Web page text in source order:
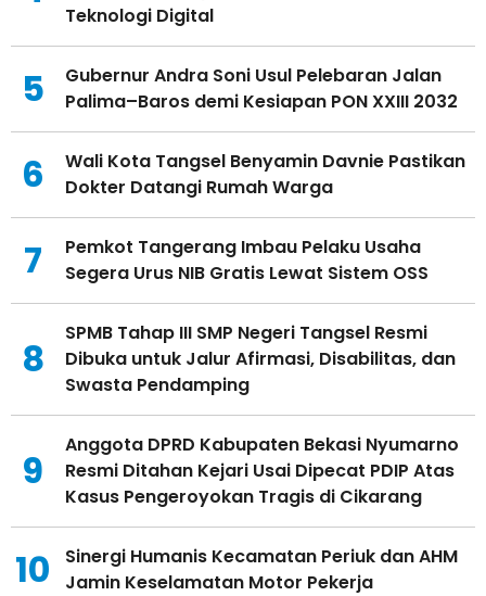
Teknologi Digital
5
Gubernur Andra Soni Usul Pelebaran Jalan
Palima–Baros demi Kesiapan PON XXIII 2032
6
Wali Kota Tangsel Benyamin Davnie Pastikan
Dokter Datangi Rumah Warga
7
Pemkot Tangerang Imbau Pelaku Usaha
Segera Urus NIB Gratis Lewat Sistem OSS
8
SPMB Tahap III SMP Negeri Tangsel Resmi
Dibuka untuk Jalur Afirmasi, Disabilitas, dan
Swasta Pendamping
9
Anggota DPRD Kabupaten Bekasi Nyumarno
Resmi Ditahan Kejari Usai Dipecat PDIP Atas
Kasus Pengeroyokan Tragis di Cikarang
10
Sinergi Humanis Kecamatan Periuk dan AHM
Jamin Keselamatan Motor Pekerja